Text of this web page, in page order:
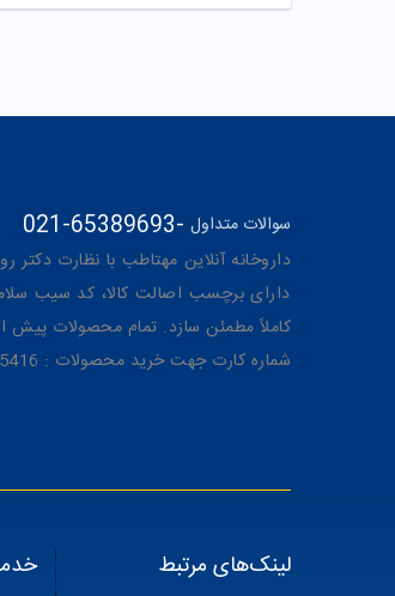
021-65389693 سوالات متداول -
داروخانه آنلاین مهتاطب با نظارت دکتر رویا
دارای برچسب اصالت کالا، کد سیب
کاملاً مطمئن سازد. تمام محصولات پیش
شماره کارت جهت خرید محصولات : 6104337531945416 به نام رویا میرنظامی
لینک‌های مرتبط